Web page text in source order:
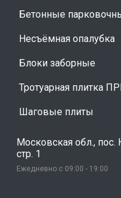
Бетонные
Несъёмная опалубка
Блоки заборные
Тротуарная плитка
Шаговые плиты
Московская обл.,
стр. 1
Ежедневно с 09:00 - 19:00